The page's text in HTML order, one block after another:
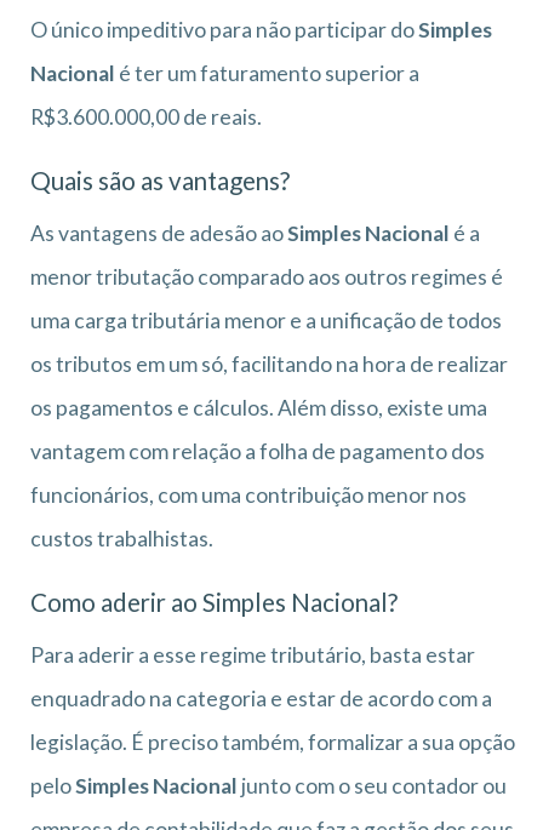
O único impeditivo para não participar doSimples
Nacional é ter um faturamento superior a
R$3.600.000,00 de reais.
Quais são as vantagens?
As vantagens de adesão aoSimples Nacional é a
menor tributação comparado aos outros regimes é
uma carga tributária menor e a unificação de todos
os tributos em um só, facilitando na hora de realizar
os pagamentos e cálculos. Além disso, existe uma
vantagem com relação a folha de pagamento dos
funcionários, com uma contribuição menor nos
custos trabalhistas.
Como aderir ao Simples Nacional?
Para aderir a esse regime tributário, basta estar
enquadrado na categoria e estar de acordo com a
legislação. É preciso também, formalizar a sua opção
peloSimples Nacional junto com o seu contador ou